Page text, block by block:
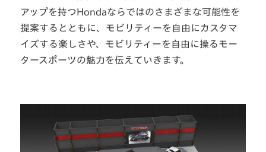
アップを持つHondaならではのさまざまな可能性を
提案するとともに、モビリティーを自由にカスタマ
イズする楽しさや、モビリティーを自由に操るモー
タースポーツの魅力を伝えていきます。